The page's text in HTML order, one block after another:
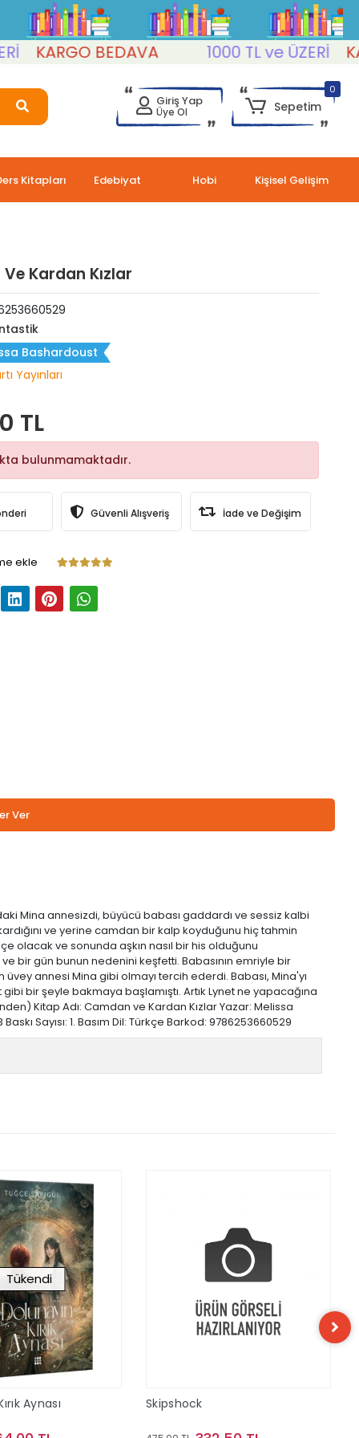
KARGO BEDAVA 1000 TL ve ÜZERİ
Giriş Yap
Üye Ol
0
Sepetim
Kitapları Edebiyat Hobi Kişisel Gelişim
Kardan Kızlar
Bashardoust
Yayınları
TL
bulunmamaktadır.
Güvenli Alışveriş İade ve Değişim
ekle
Ver
Mina annesizdi, büyücü babası gaddardı ve sessiz kalbi
ve yerine camdan bir kalp koyduğunu hiç tahmin
olacak ve sonunda aşkın nasıl bir his olduğunu
bir gün bunun nedenini keşfetti. Babasının emriyle bir
annesi Mina gibi olmayı tercih ederdi. Babası, Mina'yı
bir şeyle bakmaya başlamıştı. Artık Lynet ne yapacağına
Kitap Adı: Camdan ve Kardan Kızlar Yazar: Melissa
Sayısı: 1. Basım Dil: Türkçe Barkod: 9786253660529
Tükendi
Aynası Skipshock